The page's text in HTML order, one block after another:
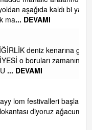
kaldı bi yağmurda
giden yola
zamanında tüm ereğli
başladı biz halk
ağacum yaz